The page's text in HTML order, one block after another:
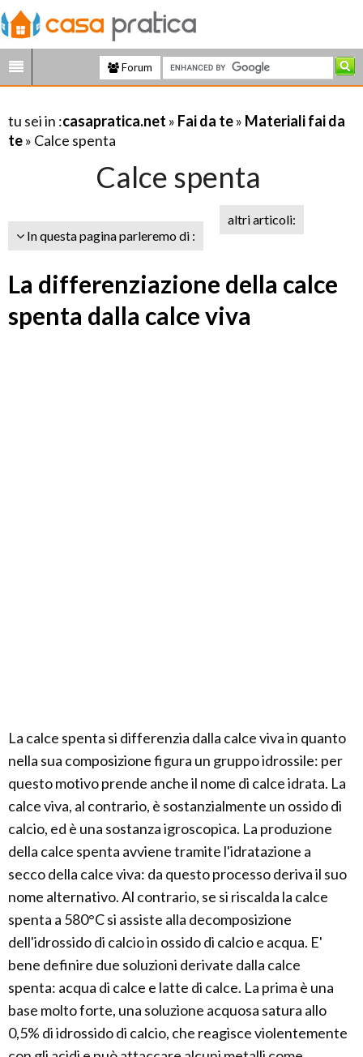
Forum
tu sei in :casapratica.net » Fai da te» Materiali fai da
te» Calce spenta
Calce spenta
In questa pagina parleremo di :
altri articoli:
La differenziazione della calce
spenta dalla calce viva
La calce spenta si differenzia dalla calce viva in quanto
nella sua composizione figura un gruppo idrossile: per
questo motivo prende anche il nome di calce idrata. La
calce viva, al contrario, è sostanzialmente un ossido di
calcio, ed è una sostanza igroscopica. La produzione
della calce spenta avviene tramite l'idratazione a
secco della calce viva: da questo processo deriva il suo
nome alternativo. Al contrario, se si riscalda la calce
spenta a 580°C si assiste alla decomposizione
dell'idrossido di calcio in ossido di calcio e acqua. E'
bene definire due soluzioni derivate dalla calce
spenta: acqua di calce e latte di calce. La prima è una
base molto forte, una soluzione acquosa satura allo
0,5% di idrossido di calcio, che reagisce violentemente